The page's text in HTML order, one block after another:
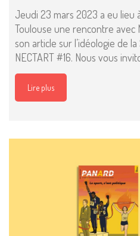
Jeudi 23 mars 2023 a eu lieu
Toulouse une rencontre avec
son article sur l’idéologie de
NECTART #16. Nous vous
Lire plus